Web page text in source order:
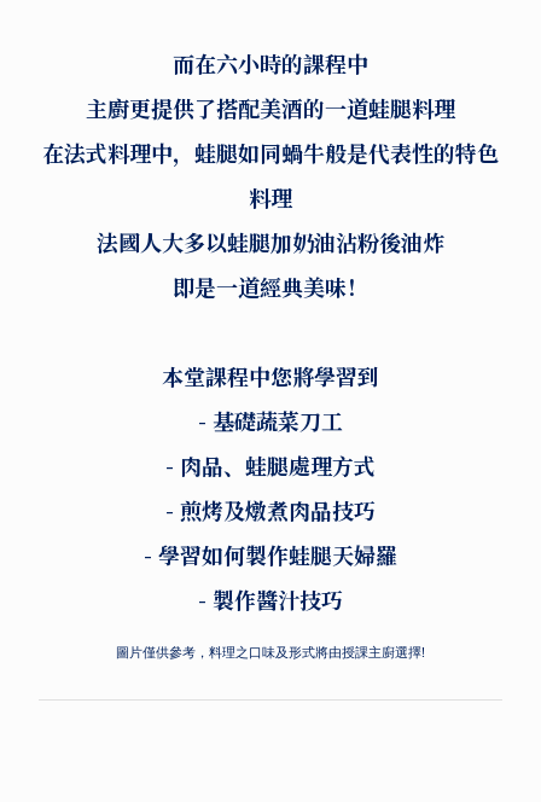
而在六小時的課程中
主廚更提供了搭配美酒的一道蛙腿料理
在法式料理中，蛙腿如同蝸牛般是代表性的特色
料理
法國人大多以蛙腿加奶油沾粉後油炸
即是一道經典美味！
本堂課程中您將學習到
- 基礎蔬菜刀工
- 肉品、蛙腿處理方式
- 煎烤及燉煮肉品技巧
- 學習如何製作蛙腿天婦羅
- 製作醬汁技巧
圖片僅供參考，料理之口味及形式將由授課主廚選擇!